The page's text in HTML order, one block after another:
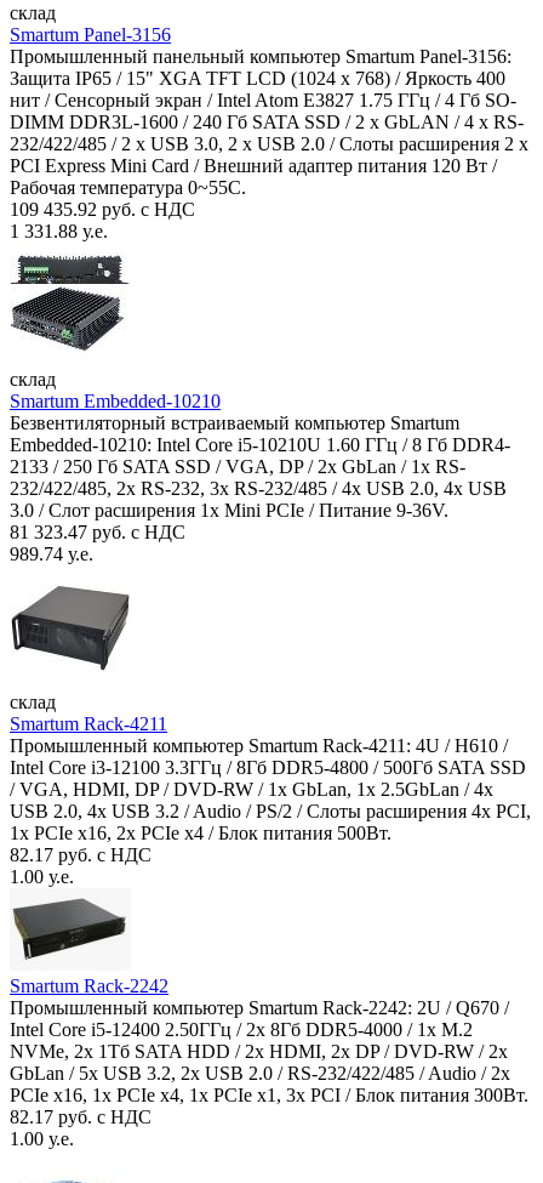
склад
Smartum Panel-3156
Промышленный панельный компьютер Smartum Panel-3156:
Защита IP65 / 15" XGA TFT LCD (1024 x 768) / Яркость 400
нит / Сенсорный экран / Intel Atom E3827 1.75 ГГц / 4 Гб SO-
DIMM DDR3L-1600 / 240 Гб SATA SSD / 2 x GbLAN / 4 x RS-
232/422/485 / 2 x USB 3.0, 2 x USB 2.0 / Слоты расширения 2 x
PCI Express Mini Card / Внешний адаптер питания 120 Вт /
Рабочая температура 0~55C.
109 435.92 руб. с НДС
1 331.88 у.е.
склад
Smartum Embedded-10210
Безвентиляторный встраиваемый компьютер Smartum
Embedded-10210: Intel Core i5-10210U 1.60 ГГц / 8 Гб DDR4-
2133 / 250 Гб SATA SSD / VGA, DP / 2х GbLan / 1х RS-
232/422/485, 2x RS-232, 3x RS-232/485 / 4x USB 2.0, 4х USB
3.0 / Слот расширения 1x Mini PCIe / Питание 9-36V.
81 323.47 руб. с НДС
989.74 у.е.
склад
Smartum Rack-4211
Промышленный компьютер Smartum Rack-4211: 4U / H610 /
Intel Core i3-12100 3.3ГГц / 8Гб DDR5-4800 / 500Гб SATA SSD
/ VGA, HDMI, DP / DVD-RW / 1x GbLan, 1x 2.5GbLan / 4x
USB 2.0, 4x USB 3.2 / Audio / PS/2 / Слоты расширения 4x PCI,
1x PCIe x16, 2x PCIe x4 / Блок питания 500Вт.
82.17 руб. с НДС
1.00 у.е.
Smartum Rack-2242
Промышленный компьютер Smartum Rack-2242: 2U / Q670 /
Intel Core i5-12400 2.50ГГц / 2x 8Гб DDR5-4000 / 1x M.2
NVMe, 2x 1Тб SATA HDD / 2x HDMI, 2x DP / DVD-RW / 2x
GbLan / 5x USB 3.2, 2x USB 2.0 / RS-232/422/485 / Audio / 2x
PCIe x16, 1x PCIe x4, 1x PCIe x1, 3x PCI / Блок питания 300Вт.
82.17 руб. с НДС
1.00 у.е.